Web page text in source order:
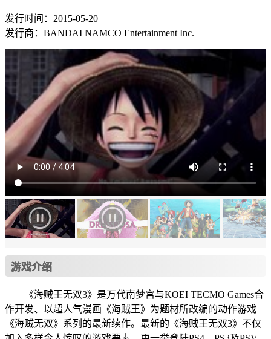
发行时间： 2015-05-20
发行商： BANDAI NAMCO Entertainment Inc.
游戏介绍
《海贼王无双3》是万代南梦宫与KOEI TECMO Games合
作开发、以超人气漫画《海贼王》为题材所改编的动作游戏
《海贼无双》系列的最新续作。最新的《海贼王无双3》不仅